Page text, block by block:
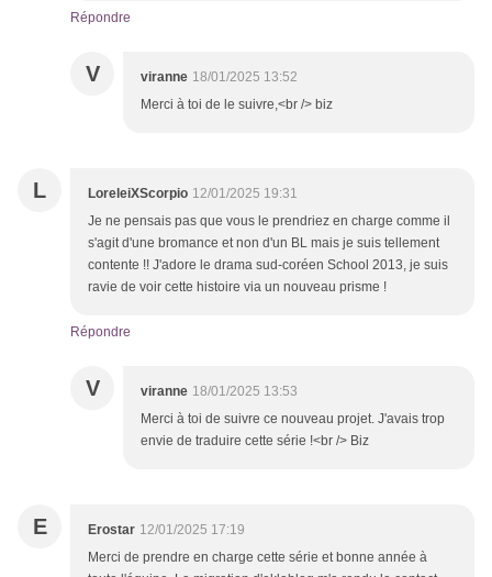
Répondre
V viranne 18/01/2025 13:52
Merci à toi de le suivre,<br /> biz
L LoreleiXScorpio 12/01/2025 19:31
Je ne pensais pas que vous le prendriez en charge comme il
s'agit d'une bromance et non d'un BL mais je suis tellement
contente !! J'adore le drama sud-coréen School 2013, je suis
ravie de voir cette histoire via un nouveau prisme !
Répondre
V viranne 18/01/2025 13:53
Merci à toi de suivre ce nouveau projet. J'avais trop
envie de traduire cette série !<br /> Biz
E Erostar 12/01/2025 17:19
Merci de prendre en charge cette série et bonne année à